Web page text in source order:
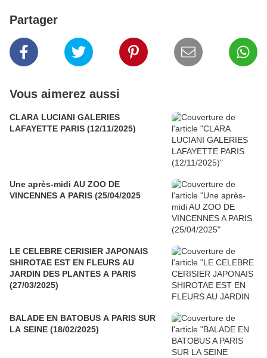
Partager
Vous aimerez aussi
CLARA LUCIANI GALERIES
LAFAYETTE PARIS (12/11/2025)
Une après-midi AU ZOO DE
VINCENNES A PARIS (25/04/2025
LE CELEBRE CERISIER JAPONAIS
SHIROTAE EST EN FLEURS AU
JARDIN DES PLANTES A PARIS
(27/03/2025)
BALADE EN BATOBUS A PARIS SUR
LA SEINE (18/02/2025)